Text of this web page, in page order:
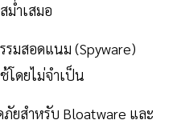
ม่ำเสมอ
มสอดแนม (Spyware)
โดยไม่จำเป็น
ยสำหรับ Bloatware และ